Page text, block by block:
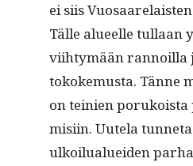
ei siis
Tälle alueelle tul­laan
viihtymään ran­noil­la
tokoke­mus­ta. Tänne
on teinien
misi­in. Uutela
ulkoilu­aluei­den